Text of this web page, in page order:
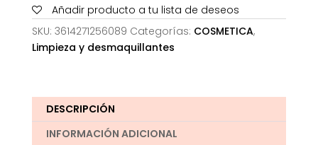
pieles
normales
y
mixtas
Añadir producto a tu lista de deseos
SKU: 3614271256089 Categorías: COSMETICA,
Limpieza y desmaquillantes
DESCRIPCIÓN
INFORMACIÓN ADICIONAL